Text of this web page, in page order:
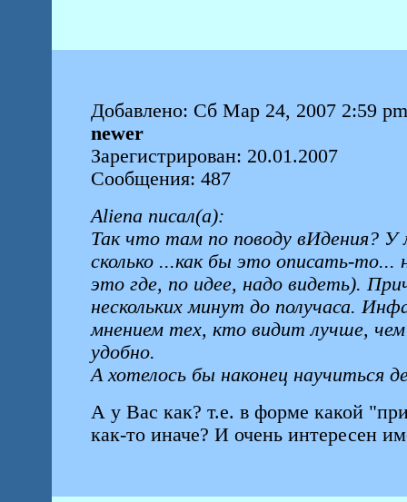
Добавлено: Сб Мар 24, 2007 2:59 pm
newer
Зарегистрирован: 20.01.2007
Сообщения: 487
Aliena писал(а):
Так что там по поводу вИдения? У
сколько ...как бы это описать-
это где, по идее, надо видеть).
нескольких минут до получаса.
мнением тех, кто видит лучше,
удобно.
А хотелось бы наконец научиться
А у Вас как? т.е. в форме какой
как-то иначе? И очень интересен